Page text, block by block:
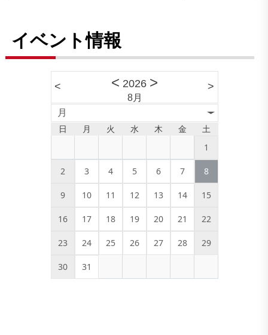
イベント情報
< < 2026 >
8月
>
月
日 月 火 水 木 金 土
1
2 3 4 5 6 7 8
9 10 11 12 13 14 15
16 17 18 19 20 21 22
23 24 25 26 27 28 29
30 31